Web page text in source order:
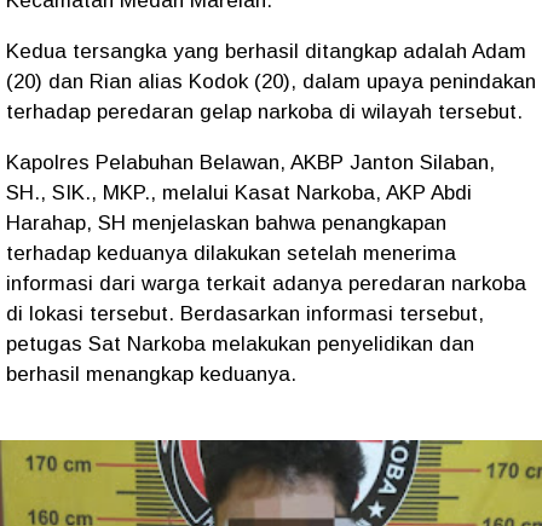
Kedua tersangka yang berhasil ditangkap adalah Adam
(20) dan Rian alias Kodok (20), dalam upaya penindakan
terhadap peredaran gelap narkoba di wilayah tersebut.
Kapolres Pelabuhan Belawan, AKBP Janton Silaban,
SH., SIK., MKP., melalui Kasat Narkoba, AKP Abdi
Harahap, SH menjelaskan bahwa penangkapan
terhadap keduanya dilakukan setelah menerima
informasi dari warga terkait adanya peredaran narkoba
di lokasi tersebut. Berdasarkan informasi tersebut,
petugas Sat Narkoba melakukan penyelidikan dan
berhasil menangkap keduanya.